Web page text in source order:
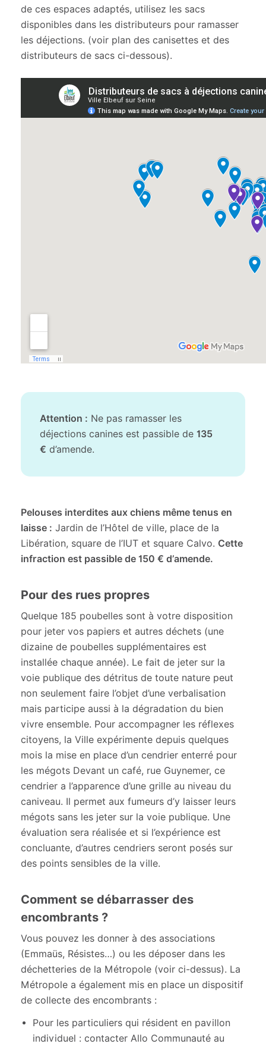
de ces espaces adaptés, utilisez les sacs
disponibles dans les distributeurs pour ramasser
les déjections. (voir plan des canisettes et des
distributeurs de sacs ci-dessous).
Attention : Ne pas ramasser les
déjections canines est passible de 135
€ d’amende.
Pelouses interdites aux chiens même tenus en
laisse : Jardin de l’Hôtel de ville, place de la
Libération, square de l’IUT et square Calvo. Cette
infraction est passible de 150 € d’amende.
Pour des rues propres
Quelque 185 poubelles sont à votre disposition
pour jeter vos papiers et autres déchets (une
dizaine de poubelles supplémentaires est
installée chaque année). Le fait de jeter sur la
voie publique des détritus de toute nature peut
non seulement faire l’objet d’une verbalisation
mais participe aussi à la dégradation du bien
vivre ensemble. Pour accompagner les réflexes
citoyens, la Ville expérimente depuis quelques
mois la mise en place d’un cendrier enterré pour
les mégots Devant un café, rue Guynemer, ce
cendrier a l’apparence d’une grille au niveau du
caniveau. Il permet aux fumeurs d’y laisser leurs
mégots sans les jeter sur la voie publique. Une
évaluation sera réalisée et si l’expérience est
concluante, d’autres cendriers seront posés sur
des points sensibles de la ville.
Comment se débarrasser des
encombrants ?
Vous pouvez les donner à des associations
(Emmaüs, Résistes…) ou les déposer dans les
déchetteries de la Métropole (voir ci-dessus). La
Métropole a également mis en place un dispositif
de collecte des encombrants :
Pour les particuliers qui résident en pavillon
individuel : contacter Allo Communauté au